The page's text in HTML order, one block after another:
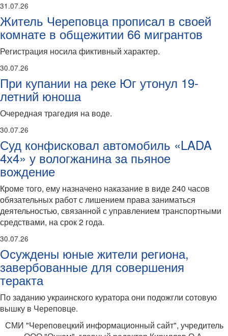
31.07.26
Житель Череповца прописал в своей
комнате в общежитии 66 мигрантов
Регистрация носила фиктивный характер.
30.07.26
При купании на реке Юг утонул 19-
летний юноша
Очередная трагедия на воде.
30.07.26
Суд конфисковал автомобиль «LADA
4х4» у вологжанина за пьяное
вождение
Кроме того, ему назначено наказание в виде 240 часов
обязательных работ с лишением права заниматься
деятельностью, связанной с управлением транспортными
средствами, на срок 2 года.
30.07.26
Осуждены юные жители региона,
завербованные для совершения
теракта
По заданию украинского куратора они подожгли сотовую
вышку в Череповце.
СМИ "Череповецкий информационный сайт", учредитель